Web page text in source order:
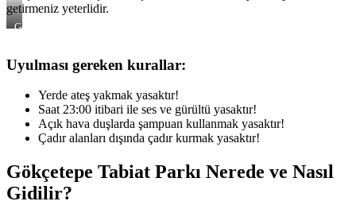
getirmeniz yeterlidir.
Gökçetepe
ve
Kamp
Uyulması gereken kurallar:
Yerde ateş yakmak yasaktır!
Saat 23:00 itibari ile ses ve gürültü yasaktır!
Açık hava duşlarda şampuan kullanmak yasaktır!
Çadır alanları dışında çadır kurmak yasaktır!
Gökçetepe Tabiat Parkı Nerede ve Nasıl
Gidilir?